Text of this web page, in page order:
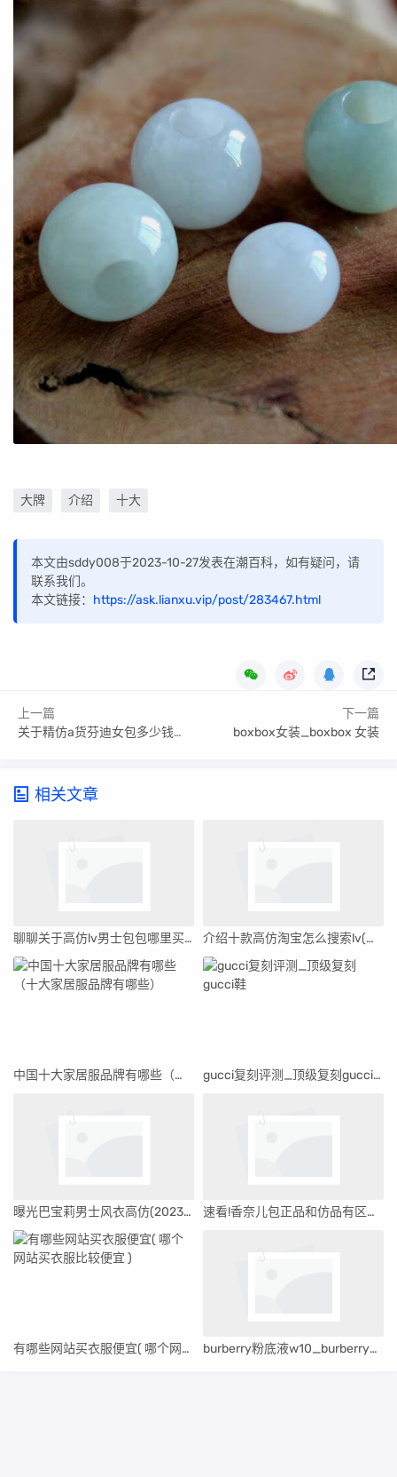
大牌 介绍 十大
本文由sddy008于2023-10-27发表在潮百科，如有疑问，请
联系我们。
本文链接： https://ask.lianxu.vip/post/283467.html
上一篇
关于精仿a货芬迪女包多少钱一件-精仿a货芬迪女包多少钱一件啊
下一篇
boxbox女装_boxbox 女装
相关文章
聊聊关于高仿lv男士包包哪里买(答案揭晓) 介绍十款高仿淘宝怎么搜索lv(淘宝怎么搜索两年前的订单)
中国十大家居服品牌有哪些（十大家居服品牌有哪些） gucci复刻评测_顶级复刻gucci鞋
曝光巴宝莉男士风衣高仿(2023更新中) 速看!香奈儿包正品和仿品有区别吗'香奈儿包包高仿跟正品
有哪些网站买衣服便宜( 哪个网站买衣服比较便宜 ) burberry粉底液w10_burberry的粉底液